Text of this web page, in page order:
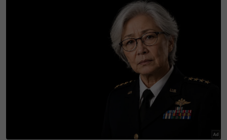
Penglibatan beliau pastinya membawa satu dimensi
baharu yang lebih profesional, dipercayai, dan
dinamik dalam membangunkan ekosistem logam